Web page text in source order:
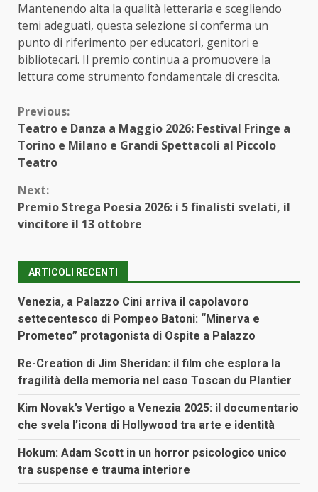
Mantenendo alta la qualità letteraria e scegliendo
temi adeguati, questa selezione si conferma un
punto di riferimento per educatori, genitori e
bibliotecari. Il premio continua a promuovere la
lettura come strumento fondamentale di crescita.
Continue
Reading
Previous:
Teatro e Danza a Maggio 2026: Festival Fringe a
Torino e Milano e Grandi Spettacoli al Piccolo
Teatro
Next:
Premio Strega Poesia 2026: i 5 finalisti svelati, il
vincitore il 13 ottobre
ARTICOLI RECENTI
Venezia, a Palazzo Cini arriva il capolavoro
settecentesco di Pompeo Batoni: “Minerva e
Prometeo” protagonista di Ospite a Palazzo
Re-Creation di Jim Sheridan: il film che esplora la
fragilità della memoria nel caso Toscan du Plantier
Kim Novak’s Vertigo a Venezia 2025: il documentario
che svela l’icona di Hollywood tra arte e identità
Hokum: Adam Scott in un horror psicologico unico
tra suspense e trauma interiore